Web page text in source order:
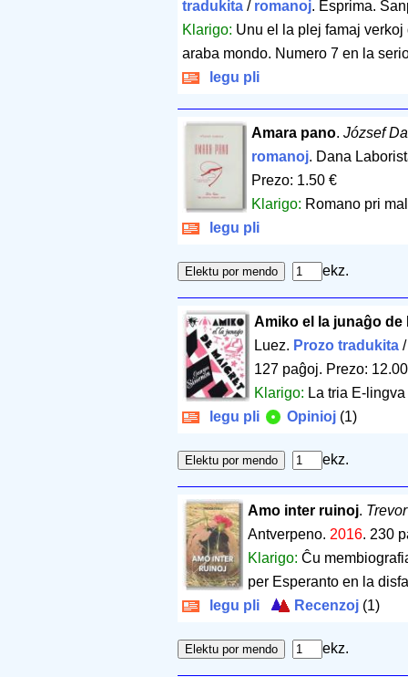
tradukita / romanoj. Esprima.
Klarigo: Unu el la plej famaj
araba mondo. Numero 7 en la
legu pli
Amara pano. József
romanoj. Dana
Prezo: 1.50 €
Klarigo: Romano pri
legu pli
ekz.
Amiko el la junaĝo de
Luez. Prozo tradukita
127 paĝoj. Prezo:
Klarigo: La tria E-
legu pli
Opinioj (1)
ekz.
Amo inter ruinoj.
Antverpeno. 2016. 230
Klarigo:Ĉu
per Esperanto en la
legu pli
Recenzoj (1)
ekz.